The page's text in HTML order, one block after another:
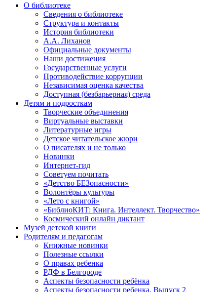
О библиотеке
Сведения о библиотеке
Структура и контакты
История библиотеки
А.А. Лиханов
Официальные документы
Наши достижения
Государственные услуги
Противодействие коррупции
Независимая оценка качества
Доступная (безбарьерная) среда
Детям и подросткам
Творческие объединения
Виртуальные выставки
Литературные игры
Детское читательское жюри
О писателях и не только
Новинки
Интернет-гид
Советуем почитать
«Детство БЕЗопасности»
Волонтёры культуры
«Лето с книгой»
«БиблиоКИТ: Книга. Интеллект. Творчество»
Космический онлайн диктант
Музей детской книги
Родителям и педагогам
Книжные новинки
Полезные ссылки
О правах ребенка
РДФ в Белгороде
Аспекты безопасности ребёнка
Аспекты безопасности ребенка. Выпуск 2